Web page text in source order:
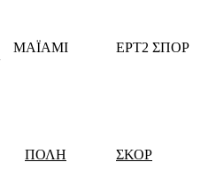
ΜΑΪΑΜΙ ΕΡΤ2 ΣΠΟΡ
ΠΟΛΗ ΣΚΟΡ